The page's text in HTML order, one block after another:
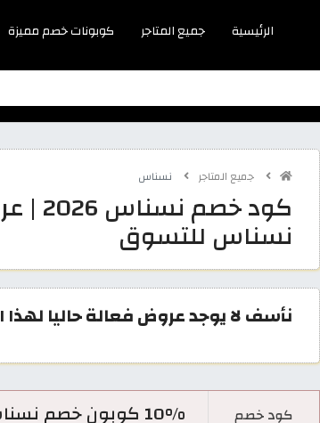
الرئيسية جميع المتاجر كوبونات خصم مميزة
جميع المتاجر نسناس
كود
نسناس للتسوق
نأسف لا يوجد عروض فعالة حاليا لهذا
كود خصم
10% كوبون خصم